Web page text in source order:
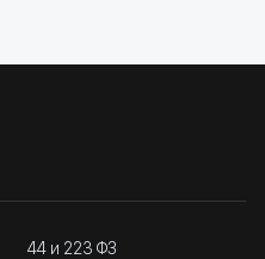
44 и 223 ФЗ